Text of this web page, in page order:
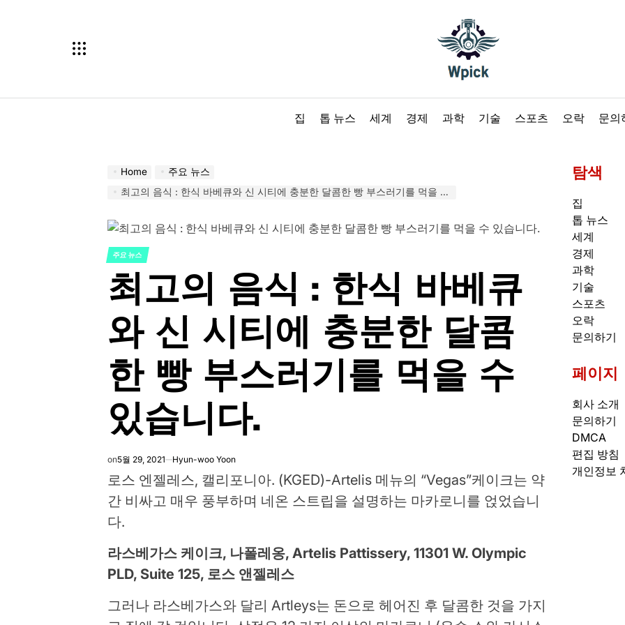
집
톱 뉴스 세계 경제 과학 기술 스포츠 오락 문의
Home
주요 뉴스
최고의 음식 : 한식 바베큐와 신 시티에 충분한 달콤한 빵 부스러기를 먹을 수 있습니다.
POSTED
주요 뉴스
최고의 음식 : 한식 바베큐
와 신 시티에 충분한 달콤
한 빵 부스러기를 먹을 수
있습니다.
on5월 29, 2021 Hyun-woo Yoon
로스 엔젤레스, 캘리포니아. (KGED)-Artelis 메뉴의 “Vegas”케이크는 약
간 비싸고 매우 풍부하며 네온 스트립을 설명하는 마카로니를 얹었습니
다.
라스베가스 케이크, 나폴레옹, Artelis Pattissery, 11301 W. Olympic
PLD, Suite 125, 로스 앤젤레스
그러나 라스베가스와 달리 Artleys는 돈으로 헤어진 후 달콤한 것을 가지
탐색
집
톱 뉴스
세계
경제
과학
기술
스포츠
오락
문의하기
페이지
회사 소개
문의하기
DMCA
편집 방침
개인정보